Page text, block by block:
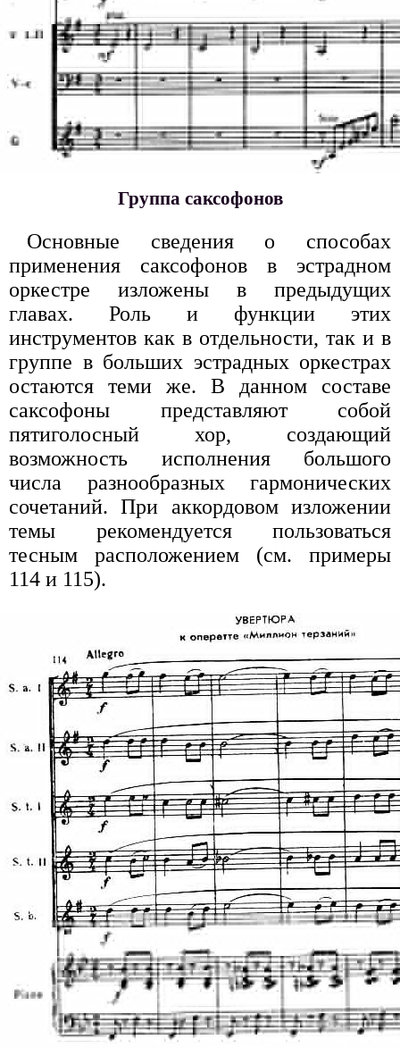
Группа саксофонов
Основные сведения о способах
применения саксофонов в эстрадном
оркестре изложены в предыдущих
главах. Роль и функции этих
инструментов как в отдельности, так и в
группе в больших эстрадных оркестрах
остаются теми же. В данном составе
саксофоны представляют собой
пятиголосный хор, создающий
возможность исполнения большого
числа разнообразных гармонических
сочетаний. При аккордовом изложении
темы рекомендуется пользоваться
тесным расположением (см. примеры
114 и 115).